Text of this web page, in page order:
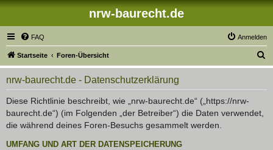
nrw-baurecht.de
FAQ Anmelden
Startseite Foren-Übersicht
u
nrw-baurecht.de - Datenschutzerklärung
Diese Richtlinie beschreibt, wie „nrw-baurecht.de“ („https://nrw-
baurecht.de“) (im Folgenden „der Betreiber“) die Daten verwendet,
die während deines Foren-Besuchs gesammelt werden.
UMFANG UND ART DER DATENSPEICHERUNG